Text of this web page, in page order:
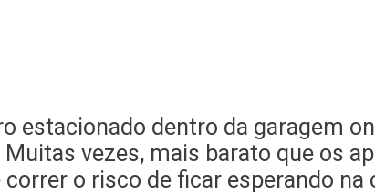
estacionado dentro da garagem
vezes, mais barato que os
o risco de ficar esperando na